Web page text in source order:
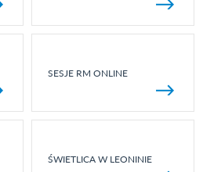
SESJE RM ONLINE
ŚWIETLICA W LEONINIE